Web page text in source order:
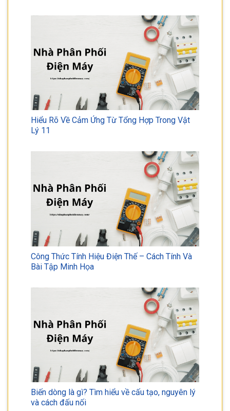
Hiểu Rõ Về Cảm Ứng Từ Tổng Hợp Trong Vật
Lý 11
Công Thức Tính Hiệu Điện Thế – Cách Tính Và
Bài Tập Minh Họa
Biến dòng là gì? Tìm hiểu về cấu tạo, nguyên lý
và cách đấu nối